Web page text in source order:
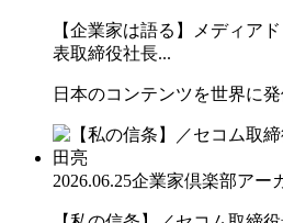
【企業家は語る】メディア
表取締役社長...
日本のコンテンツを世界に
2026.06.25企業家倶楽部アー